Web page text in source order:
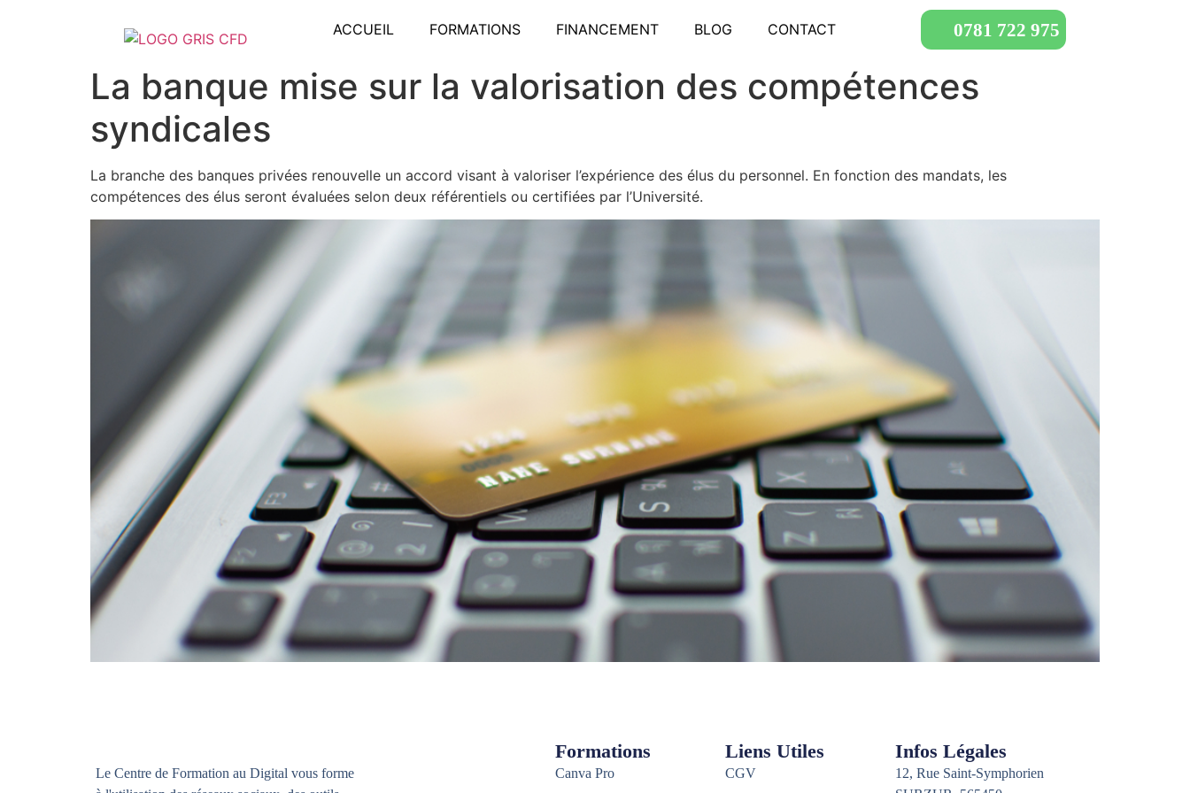
ACCUEIL FORMATIONS FINANCEMENT BLOG CONTACT 0781 722 975
La banque mise sur la valorisation des compétences
syndicales
La branche des banques privées renouvelle un accord visant à valoriser l’expérience des élus du personnel. En fonction des mandats, les
compétences des élus seront évaluées selon deux référentiels ou certifiées par l’Université.
Le Centre de Formation au Digital vous forme
Formations
Canva Pro
Liens Utiles
CGV
Infos Légales
12, Rue Saint-Symphorien